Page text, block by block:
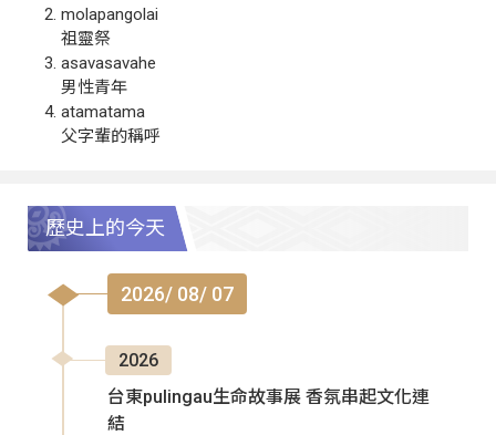
molapangolai
祖靈祭
asavasavahe
男性青年
atamatama
父字輩的稱呼
歷史上的今天
2026/ 08/ 07
2026
台東pulingau生命故事展 香氛串起文化連
結